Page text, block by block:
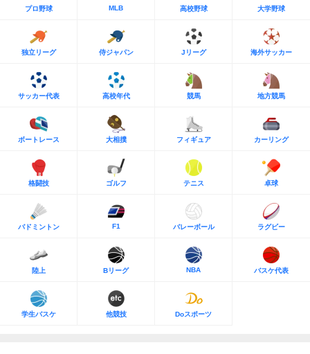
プロ野球 MLB 高校野球 大学野球
独立リーグ 侍ジャパン Jリーグ 海外サッカー
サッカー代表 高校年代 競馬 地方競馬
ボートレース 大相撲 フィギュア カーリング
格闘技 ゴルフ テニス 卓球
バドミントン F1 バレーボール ラグビー
陸上 Bリーグ NBA バスケ代表
学生バスケ 他競技 Doスポーツ